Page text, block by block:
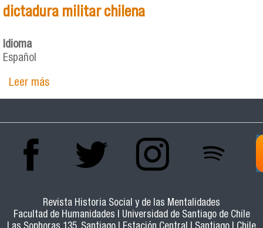
dictadura militar chilena
Idioma
Español
Leer mássobre La Ciruela: cultura y resistencia durante la
dictadura militar chilena
Revista Historia Social y de las Mentalidades
Facultad de Humanidades | Universidad de Santiago de Chile